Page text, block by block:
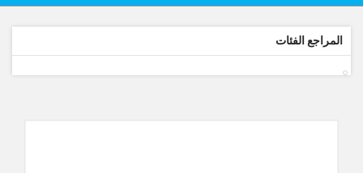
المراجع الفئات